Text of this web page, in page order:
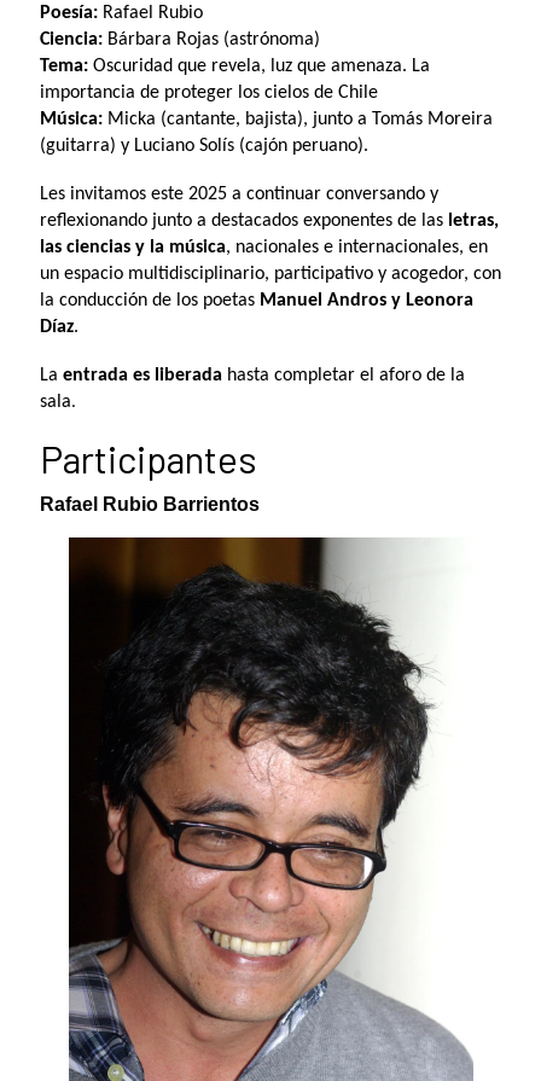
Poesía: Rafael Rubio
Ciencia: Bárbara Rojas (astrónoma)
Tema: Oscuridad que revela, luz que amenaza. La
importancia de proteger los cielos de Chile
Música: Micka (cantante, bajista), junto a Tomás Moreira
(guitarra) y Luciano Solís (cajón peruano).
Les invitamos este 2025 a continuar conversando y
reflexionando junto a destacados exponentes de las letras,
las ciencias y la música, nacionales e internacionales, en
un espacio multidisciplinario, participativo y acogedor, con
la conducción de los poetas Manuel Andros y Leonora
Díaz.
La entrada es liberada hasta completar el aforo de la
sala.
Participantes
Rafael Rubio Barrientos